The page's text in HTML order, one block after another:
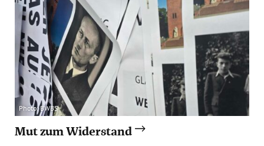
Photo: BWBS
Mut zum Widerstand